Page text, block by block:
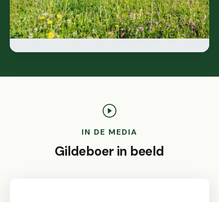
IN DE MEDIA
Gildeboer in beeld